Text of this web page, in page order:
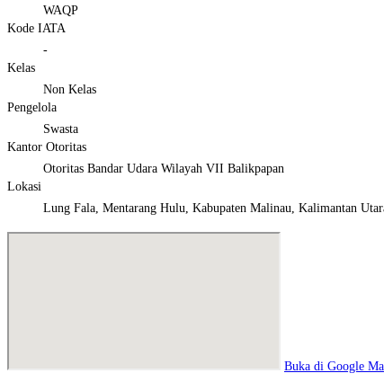
WAQP
Kode IATA
-
Kelas
Non Kelas
Pengelola
Swasta
Kantor Otoritas
Otoritas Bandar Udara Wilayah VII Balikpapan
Lokasi
Lung Fala, Mentarang Hulu, Kabupaten Malinau, Kalimantan
Buka di Google